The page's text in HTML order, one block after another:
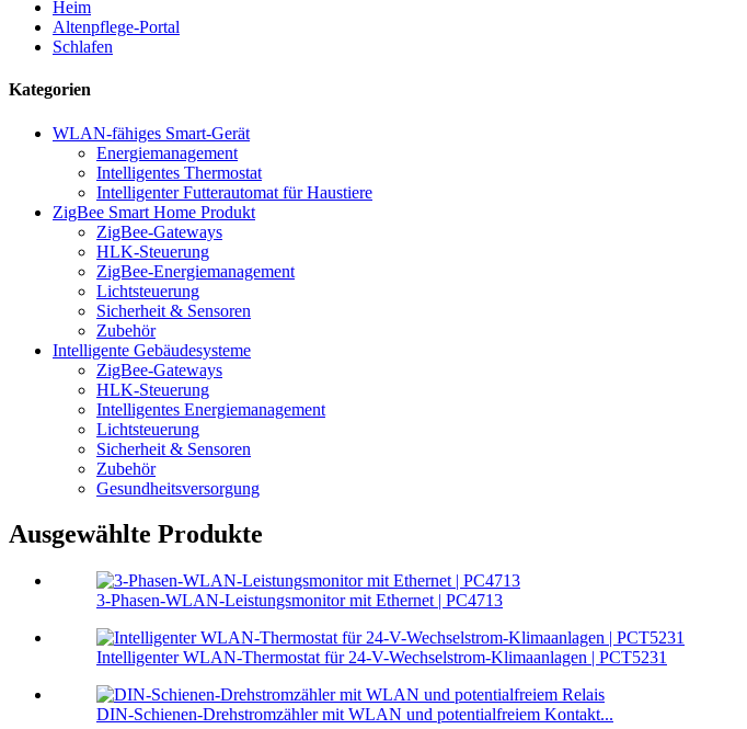
Heim
Altenpflege-Portal
Schlafen
Kategorien
WLAN-fähiges Smart-Gerät
Energiemanagement
Intelligentes Thermostat
Intelligenter Futterautomat für Haustiere
ZigBee Smart Home Produkt
ZigBee-Gateways
HLK-Steuerung
ZigBee-Energiemanagement
Lichtsteuerung
Sicherheit & Sensoren
Zubehör
Intelligente Gebäudesysteme
ZigBee-Gateways
HLK-Steuerung
Intelligentes Energiemanagement
Lichtsteuerung
Sicherheit & Sensoren
Zubehör
Gesundheitsversorgung
Ausgewählte Produkte
3-Phasen-WLAN-Leistungsmonitor mit Ethernet | PC4713
Intelligenter WLAN-Thermostat für 24-V-Wechselstrom-Klimaanlagen | PCT5231
DIN-Schienen-Drehstromzähler mit WLAN und potentialfreiem Kontakt...